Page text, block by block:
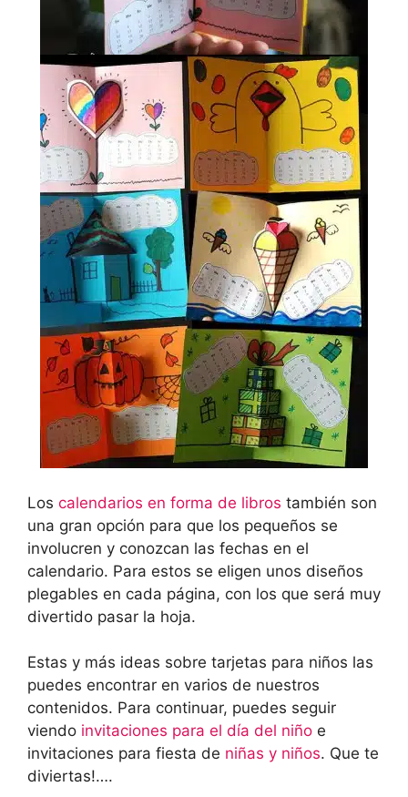
Los calendarios en forma de libros también son
una gran opción para que los pequeños se
involucren y conozcan las fechas en el
calendario. Para estos se eligen unos diseños
plegables en cada página, con los que será muy
divertido pasar la hoja.
Estas y más ideas sobre tarjetas para niños las
puedes encontrar en varios de nuestros
contenidos. Para continuar, puedes seguir
viendo invitaciones para el día del niño e
invitaciones para fiesta de niñas y niños. Que te
diviertas!….